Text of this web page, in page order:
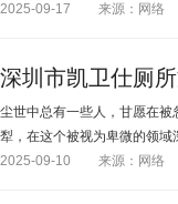
2025-09-17
来源：网络
深圳市凯卫仕厕
尘世中总有一些人，甘愿在
犁，在这个被视为卑微的领
2025-09-10
来源：网络